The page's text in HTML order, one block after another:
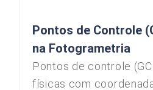
Pontos de Controle
na Fotogrametria
Pontos de controle
físicas com